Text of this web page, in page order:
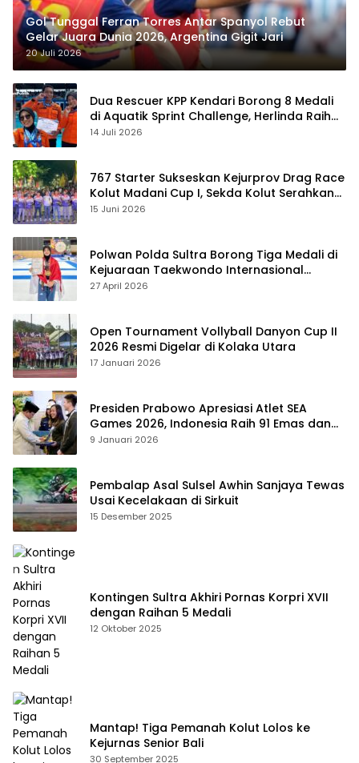
Gol Tunggal Ferran Torres Antar Spanyol Rebut
Gelar Juara Dunia 2026, Argentina Gigit Jari
20 Juli 2026
Dua Rescuer KPP Kendari Borong 8 Medali
di Aquatik Sprint Challenge, Herlinda Raih
Best Swimmer
14 Juli 2026
767 Starter Sukseskan Kejurprov Drag Race
Kolut Madani Cup I, Sekda Kolut Serahkan
Trofi
15 Juni 2026
Polwan Polda Sultra Borong Tiga Medali di
Kejuaraan Taekwondo Internasional
Jepang
27 April 2026
Open Tournament Vollyball Danyon Cup II
2026 Resmi Digelar di Kolaka Utara
17 Januari 2026
Presiden Prabowo Apresiasi Atlet SEA
Games 2026, Indonesia Raih 91 Emas dan
Kembali ke Dua Besar
9 Januari 2026
Pembalap Asal Sulsel Awhin Sanjaya Tewas
Usai Kecelakaan di Sirkuit
15 Desember 2025
Kontingen Sultra Akhiri Pornas Korpri XVII
dengan Raihan 5 Medali
12 Oktober 2025
Mantap! Tiga Pemanah Kolut Lolos ke
Kejurnas Senior Bali
30 September 2025